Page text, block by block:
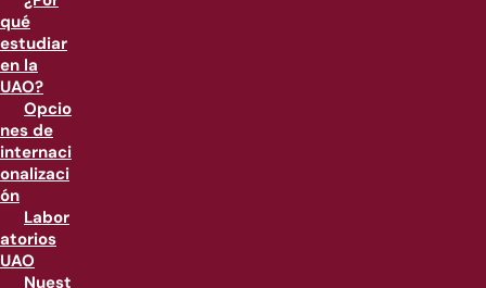
qué
estudiar
en la
UAO?
Opcio
nes de
internaci
onalizaci
ón
Labor
atorios
UAO
Nuest